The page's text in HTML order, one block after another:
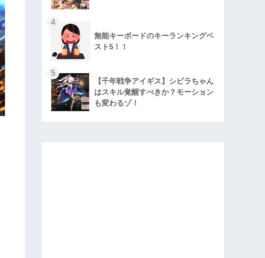
無能キーボードのキーランキングベ
スト5！！
【千年戦争アイギス】シビラちゃん
はスキル覚醒すべきか？モーション
も変わるゾ！